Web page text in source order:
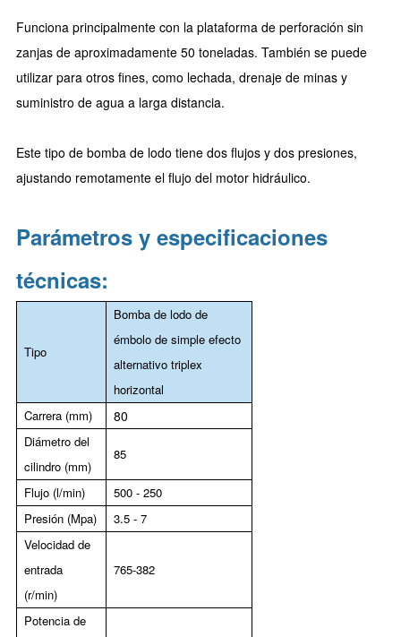
Funciona principalmente con la plataforma de perforación sin
zanjas de aproximadamente 50 toneladas. También se puede
utilizar para otros fines, como lechada, drenaje de minas y
suministro de agua a larga distancia.
Este tipo de bomba de lodo tiene dos flujos y dos presiones,
ajustando remotamente el flujo del motor hidráulico.
Parámetros y especificaciones
técnicas:
Tipo
Bomba de lodo de
émbolo de simple efecto
alternativo triplex
horizontal
Carrera (mm)
80
Diámetro del
cilindro (mm)
85
Flujo (l/min)
500 - 250
Presión (Mpa)
3.5 - 7
Velocidad de
entrada
(r/min)
765-382
Potencia de